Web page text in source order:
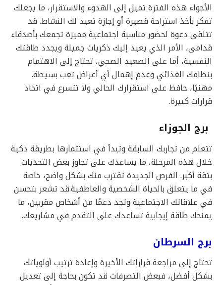
الأجواء هذه الفترة تميل إلى الهدوء والاستقرار، ما يجعلك
تفكر بأخذ استراحة قصيرة أو إجازة تعيد لك النشاط. قد
تتلقى دعوة لحضور مناسبة اجتماعية مميزة تجمعك بأصدقاء
قدامى، الأمر الذي يعيد إليك ذكريات جميلة ويجدد طاقتك
النفسية، أما على الصعيد الصحي، تحتاج إلى الاهتمام
بنظامك الغذائي وعدم إهمال أي أعراض تعب بسيطة.
مهنيًا، حافظ على استقرارك الحالي ولا تتسرع في اتخاذ
قرارات كبيرة.
برج الجوزاء
تتعلم من تجاربك السابقة وتبدأ في استثمارها بطريقة ذكية
خلال هذه المرحلة، ما يساعدك على تجاوز بعض التحديات
بثقة أكبر. الفرص الجديدة تقترب منك بشكل واضح، خاصة
في ما يتعلق بالحياة الشخصية والعاطفية.قد تشعر بتحسن
في علاقاتك الاجتماعية وتجد دعمًا من أشخاص مقربين، ما
يمنحك طاقة إيجابية تساعدك على التقدم في مشاريعك.
برج السرطان
تحتاج إلى مراجعة قراراتك الأخيرة وإعادة ترتيب أولوياتك
بشكل أفضل، فبعض التصرفات قد تكون بحاجة إلى تعديل.